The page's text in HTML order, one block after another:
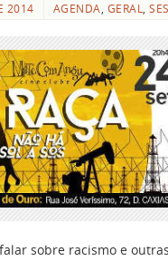
2014 AGENDA GERAL
sobre racismo e